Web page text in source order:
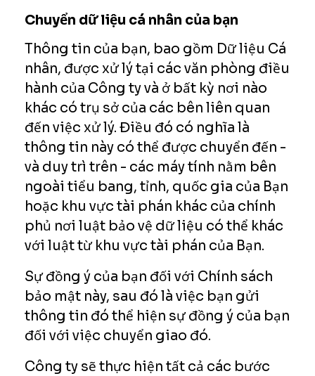
Chuyển dữ liệu cá nhân của bạn
Thông tin của bạn, bao gồm Dữ liệu Cá
nhân, được xử lý tại các văn phòng điều
hành của Công ty và ở bất kỳ nơi nào
khác có trụ sở của các bên liên quan
đến việc xử lý. Điều đó có nghĩa là
thông tin này có thể được chuyển đến -
và duy trì trên - các máy tính nằm bên
ngoài tiểu bang, tỉnh, quốc gia của Bạn
hoặc khu vực tài phán khác của chính
phủ nơi luật bảo vệ dữ liệu có thể khác
với luật từ khu vực tài phán của Bạn.
Sự đồng ý của bạn đối với Chính sách
bảo mật này, sau đó là việc bạn gửi
thông tin đó thể hiện sự đồng ý của bạn
đối với việc chuyển giao đó.
Công ty sẽ thực hiện tất cả các bước